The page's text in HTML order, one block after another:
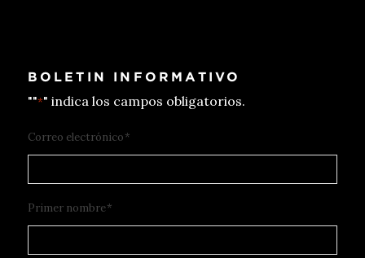
BOLETIN INFORMATIVO
""*" indica los campos obligatorios.
Correo electrónico*
Primer nombre*